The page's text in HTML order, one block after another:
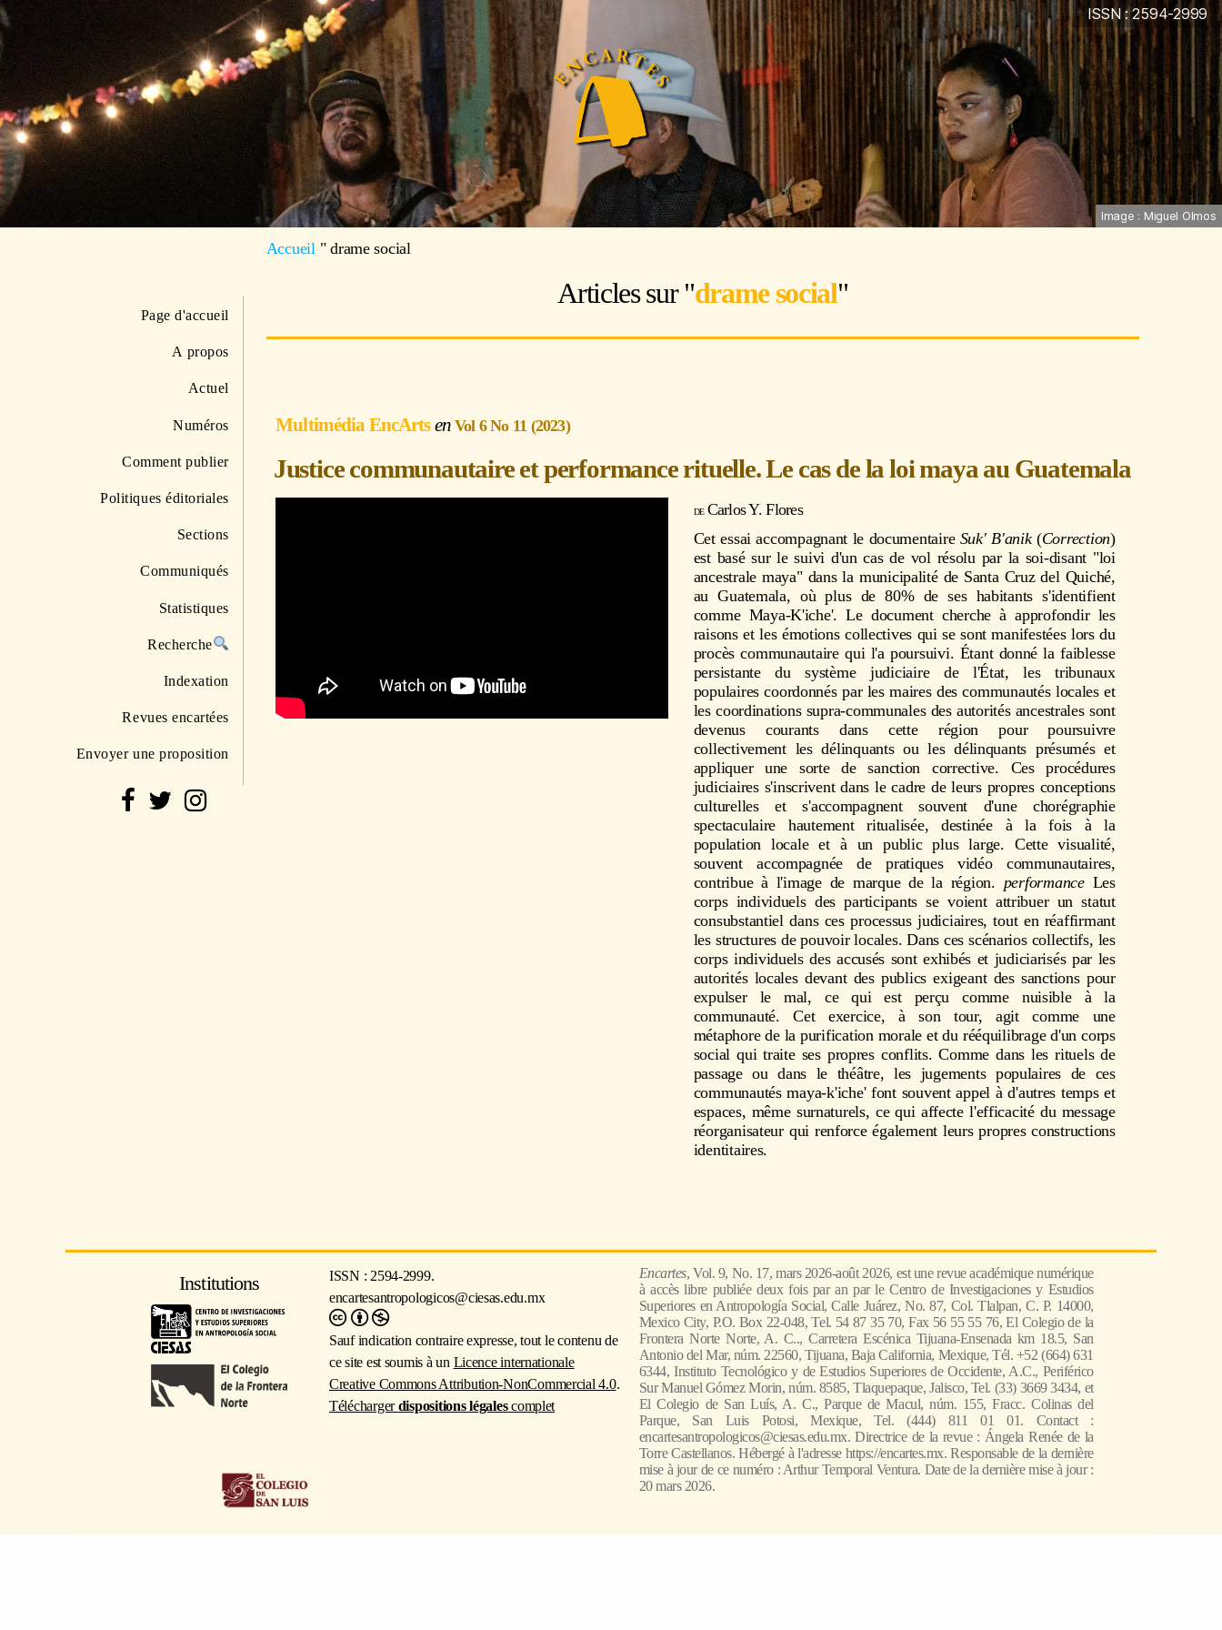
ISSN : 2594-2999
Image : Miguel Olmos
Page d'accueil
A propos
Actuel
Numéros
Comment publier
Politiques éditoriales
Sections
Communiqués
Statistiques
Recherche
Indexation
Revues encartées
Envoyer une proposition
Accueil"drame social
Articles sur "drame social"
Multimédia EncArts Vol 6 No 11 (2023)
Justice communautaire et performance rituelle. Le cas de la loi maya au Guatemala
Carlos Y. Flores
Cet essai accompagnant le documentaire Suk' B'anik(Correction)
est basé sur le suivi d'un cas de vol résolu par la soi-disant "loi
ancestrale maya" dans la municipalité de Santa Cruz del Quiché,
au Guatemala, où plus de 80% de ses habitants s'identifient
comme Maya-K'iche'. Le document cherche à approfondir les
raisons et les émotions collectives qui se sont manifestées lors du
procès communautaire qui l'a poursuivi. Étant donné la faiblesse
persistante du système judiciaire de l'État, les tribunaux
populaires coordonnés par les maires des communautés locales et
les coordinations supra-communales des autorités ancestrales sont
devenus courants dans cette région pour poursuivre
collectivement les délinquants ou les délinquants présumés et
appliquer une sorte de sanction corrective. Ces procédures
judiciaires s'inscrivent dans le cadre de leurs propres conceptions
culturelles et s'accompagnent souvent d'une chorégraphie
spectaculaire hautement ritualisée, destinée à la fois à la
population locale et à un public plus large. Cette visualité,
souvent accompagnée de pratiques vidéo communautaires,
contribue à l'image de marque de la région. performanceLes
corps individuels des participants se voient attribuer un statut
consubstantiel dans ces processus judiciaires, tout en réaffirmant
les structures de pouvoir locales. Dans ces scénarios collectifs, les
corps individuels des accusés sont exhibés et judiciarisés par les
autorités locales devant des publics exigeant des sanctions pour
expulser le mal, ce qui est perçu comme nuisible à la
communauté. Cet exercice, à son tour, agit comme une
métaphore de la purification morale et du rééquilibrage d'un corps
social qui traite ses propres conflits. Comme dans les rituels de
passage ou dans le théâtre, les jugements populaires de ces
communautés maya-k'iche' font souvent appel à d'autres temps et
espaces, même surnaturels, ce qui affecte l'efficacité du message
réorganisateur qui renforce également leurs propres constructions
identitaires.
Institutions
ISSN : 2594-2999.
encartesantropologicos@ciesas.edu.mx
Sauf indication contraire expresse, tout le contenu de
ce site est soumis à un Licence internationale
Creative Commons Attribution-NonCommercial 4.0.
Téléchargerdispositions légalescomplet
Encartes, Vol. 9, No. 17, mars 2026-août 2026, est une revue académique numérique
à accès libre publiée deux fois par an par le Centro de Investigaciones y Estudios
Superiores en Antropología Social, Calle Juárez, No. 87, Col. Tlalpan, C. P. 14000,
Mexico City, P.O. Box 22-048, Tel. 54 87 35 70, Fax 56 55 55 76, El Colegio de la
Frontera Norte Norte, A. C.., Carretera Escénica Tijuana-Ensenada km 18.5, San
Antonio del Mar, núm. 22560, Tijuana, Baja California, Mexique, Tél. +52 (664) 631
6344, Instituto Tecnológico y de Estudios Superiores de Occidente, A.C., Periférico
Sur Manuel Gómez Morin, núm. 8585, Tlaquepaque, Jalisco, Tel. (33) 3669 3434, et
El Colegio de San Luís, A. C., Parque de Macul, núm. 155, Fracc. Colinas del
Parque, San Luis Potosi, Mexique, Tel. (444) 811 01 01. Contact :
encartesantropologicos@ciesas.edu.mx. Directrice de la revue : Ángela Renée de la
Torre Castellanos. Hébergé à l'adresse https://encartes.mx. Responsable de la dernière
mise à jour de ce numéro : Arthur Temporal Ventura. Date de la dernière mise à jour :
20 mars 2026.